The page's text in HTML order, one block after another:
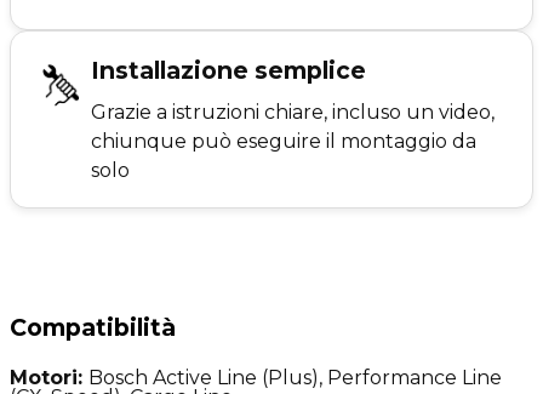
Installazione semplice
Grazie a istruzioni chiare, incluso un video,
chiunque può eseguire il montaggio da
solo
Compatibilità
Motori: Bosch Active Line (Plus), Performance Line